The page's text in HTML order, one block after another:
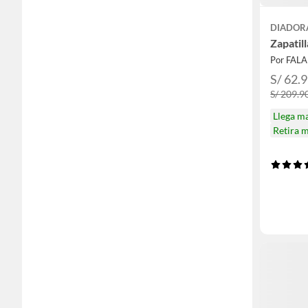
Por
S/
S/
Llega
Retira